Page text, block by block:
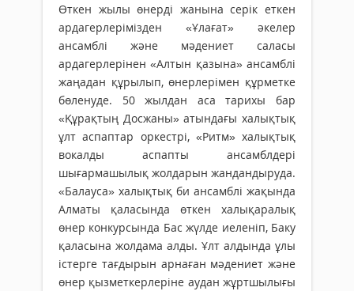
Өткен жылы өнерді жанына серік еткен
ардагерлерімізден «Ұлағат» әкелер
ансамблі және мәдениет саласы
ардагерлерінен «Алтын қазына» ансамблі
жаңадан құрылып, өнерлерімен құрметке
бөленуде. 50 жылдан аса тарихы бар
«Құрақтың Досжаны» атындағы халықтық
ұлт аспаптар оркестрі, «Ритм» халықтық
вокалды аспапты ансамблдері
шығармашылық жолдарын жандандыруда.
«Балауса» халықтық би ансамблі жақында
Алматы қаласында өткен халықаралық
өнер конкурсында Бас жүлде иеленіп, Баку
қаласына жолдама алды. Ұлт алдында ұлы
істерге тағдырын арнаған мәдениет және
өнер қызметкерлеріне аудан жұртшылығы